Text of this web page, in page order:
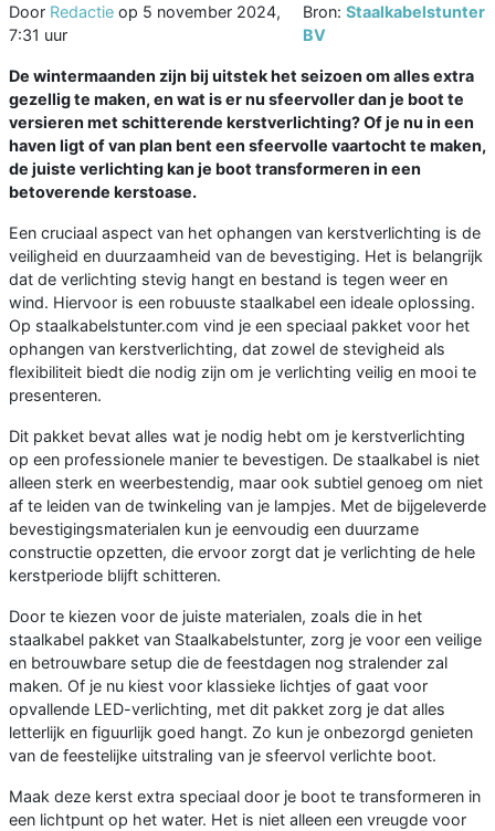
Door Redactie op 5 november 2024,
7:31 uur
Bron:Staalkabelstunter
BV
De wintermaanden zijn bij uitstek het seizoen om alles extra
gezellig te maken, en wat is er nu sfeervoller dan je boot te
versieren met schitterende kerstverlichting? Of je nu in een
haven ligt of van plan bent een sfeervolle vaartocht te maken,
de juiste verlichting kan je boot transformeren in een
betoverende kerstoase.
Een cruciaal aspect van het ophangen van kerstverlichting is de
veiligheid en duurzaamheid van de bevestiging. Het is belangrijk
dat de verlichting stevig hangt en bestand is tegen weer en
wind. Hiervoor is een robuuste staalkabel een ideale oplossing.
Op staalkabelstunter.com vind je een speciaal pakket voor het
ophangen van kerstverlichting, dat zowel de stevigheid als
flexibiliteit biedt die nodig zijn om je verlichting veilig en mooi te
presenteren.
Dit pakket bevat alles wat je nodig hebt om je kerstverlichting
op een professionele manier te bevestigen. De staalkabel is niet
alleen sterk en weerbestendig, maar ook subtiel genoeg om niet
af te leiden van de twinkeling van je lampjes. Met de bijgeleverde
bevestigingsmaterialen kun je eenvoudig een duurzame
constructie opzetten, die ervoor zorgt dat je verlichting de hele
kerstperiode blijft schitteren.
Door te kiezen voor de juiste materialen, zoals die in het
staalkabel pakket van Staalkabelstunter, zorg je voor een veilige
en betrouwbare setup die de feestdagen nog stralender zal
maken. Of je nu kiest voor klassieke lichtjes of gaat voor
opvallende LED-verlichting, met dit pakket zorg je dat alles
letterlijk en figuurlijk goed hangt. Zo kun je onbezorgd genieten
van de feestelijke uitstraling van je sfeervol verlichte boot.
Maak deze kerst extra speciaal door je boot te transformeren in
een lichtpunt op het water. Het is niet alleen een vreugde voor